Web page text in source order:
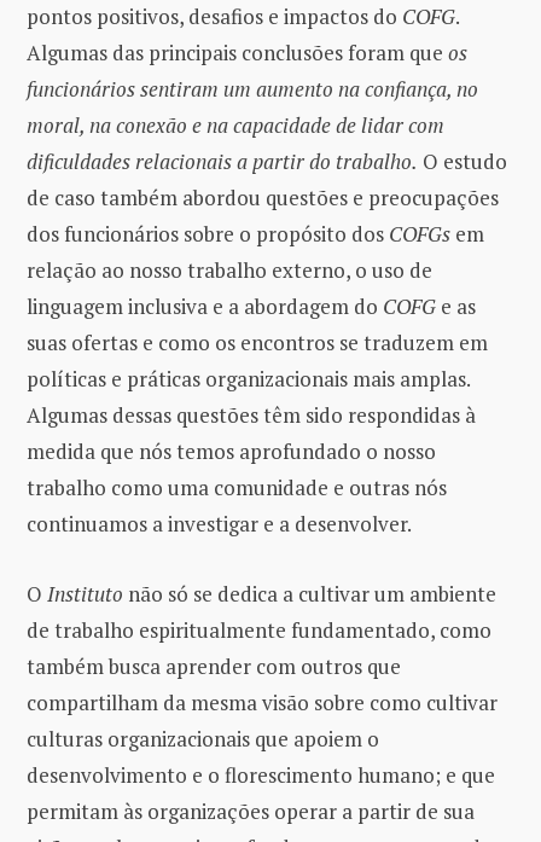
pontos positivos, desafios e impactos do COFG.
Algumas das principais conclusões foram que os
funcionários sentiram um aumento na confiança, no
moral, na conexão e na capacidade de lidar com
dificuldades relacionais a partir do trabalho. O estudo
de caso também abordou questões e preocupações
dos funcionários sobre o propósito dos COFGs em
relação ao nosso trabalho externo, o uso de
linguagem inclusiva e a abordagem do COFG e as
suas ofertas e como os encontros se traduzem em
políticas e práticas organizacionais mais amplas.
Algumas dessas questões têm sido respondidas à
medida que nós temos aprofundado o nosso
trabalho como uma comunidade e outras nós
continuamos a investigar e a desenvolver.
O Instituto não só se dedica a cultivar um ambiente
de trabalho espiritualmente fundamentado, como
também busca aprender com outros que
compartilham da mesma visão sobre como cultivar
culturas organizacionais que apoiem o
desenvolvimento e o florescimento humano; e que
permitam às organizações operar a partir de sua